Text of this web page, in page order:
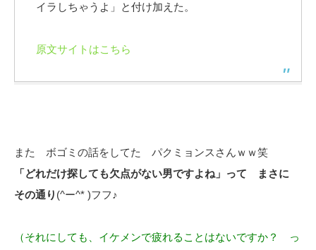
イラしちゃうよ」と付け加えた。
原文サイトはこちら
また ボゴミの話をしてた パクミョンスさんｗｗ笑
「どれだけ探しても欠点がない男ですよね」って まさに
その通り (^ー^* )フフ♪
（それにしても、イケメンで疲れることはないですか？ っ